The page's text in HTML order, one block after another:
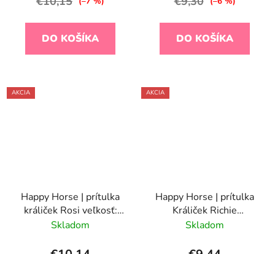
DO KOŠÍKA DO KOŠÍKA
AKCIA
Happy Horse | prítulka
králiček Rosi veľkosť:
25 cm
Skladom
AKCIA
Happy Horse | prítulka
Králiček Richie
recyklovaný - pistáciová
Skladom